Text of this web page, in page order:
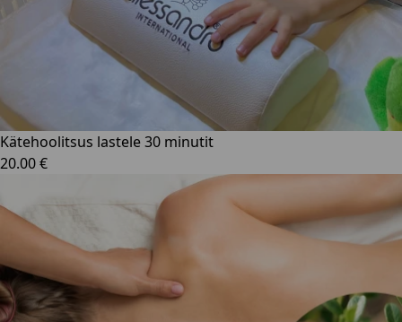
Kätehoolitsus lastele 30 minutit
20.00 €